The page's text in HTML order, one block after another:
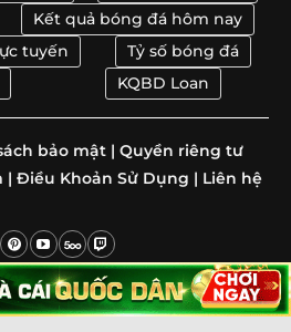
Ý World Cup 2026 | Siêu Sao Sa
World Cup 2026 – Chức Phó Chủ
Mặt Tại World Cup 2026 – 8 Cặp
Danh Giá World Cup 2026 – Chính
Kết quả bóng đá hôm nay
tuyến
Tỷ số bóng đá
KQBD Loan
bảo mật| Quyền riêng tư
| Điều Khoản Sử Dụng | Liên hệ
© 2025 kqbd.loan